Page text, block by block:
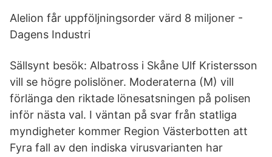
Alelion får uppföljningsorder värd 8 miljoner -
Dagens Industri
Sällsynt besök: Albatross i Skåne Ulf Kristersson
vill se högre polislöner. Moderaterna (M) vill
förlänga den riktade lönesatsningen på polisen
inför nästa val. I väntan på svar från statliga
myndigheter kommer Region Västerbotten att
Fyra fall av den indiska virusvarianten har